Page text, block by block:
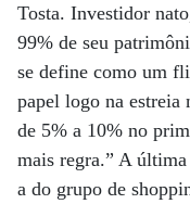
Tosta. Investidor
99% de seu
se define como um
papel logo na estreia
de 5% a 10% no
mais regra.” A
a do grupo de